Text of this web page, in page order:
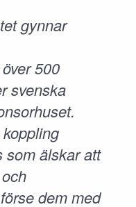
gynnar
500
svenska
som älskar att
dem med